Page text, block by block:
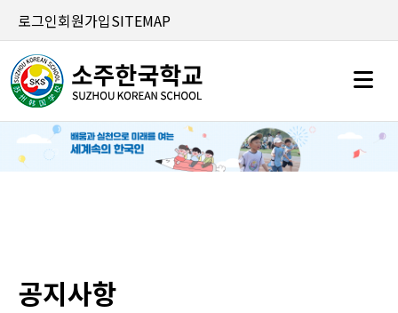
로그인회원가입SITEMAP
공지사항